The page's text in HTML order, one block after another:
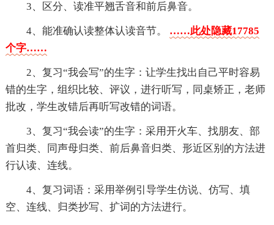
3、区分、读准平翘舌音和前后鼻音。
4、能准确认读整体认读音节。 ……此处隐藏17785
个字……
2、复习“我会写”的生字：让学生找出自己平时容易
错的生字，组织比较、评议，进行听写，同桌矫正，老师
批改，学生改错后再听写改错的词语。
3、复习“我会读”的生字：采用开火车、找朋友、部
首归类、同声母归类、前后鼻音归类、形近区别的方法进
行认读、连线。
4、复习词语：采用举例引导学生仿说、仿写、填
空、连线、归类抄写、扩词的方法进行。